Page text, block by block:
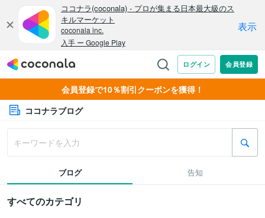
会員登録で10％割引クーポンを獲得！
ココナラブログ
ブログ 告知
すべてのカテゴリ